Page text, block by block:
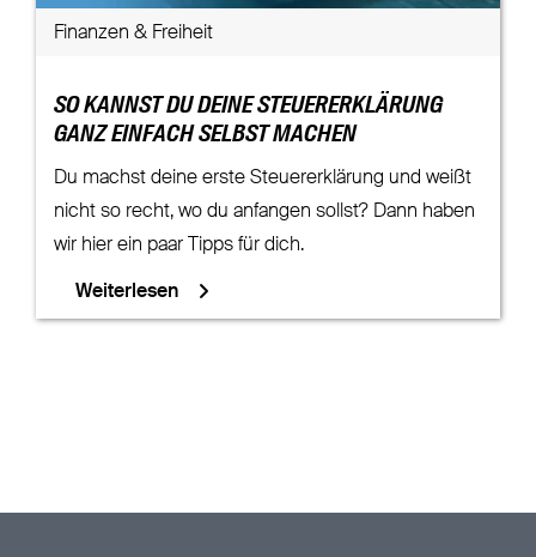
Finanzen & Freiheit
SO KANNST DU DEINE STEUERERKLÄRUNG
GANZ EINFACH SELBST MACHEN
Du machst deine erste Steuererklärung und weißt
nicht so recht, wo du anfangen sollst? Dann haben
wir hier ein paar Tipps für dich.
Weiterlesen